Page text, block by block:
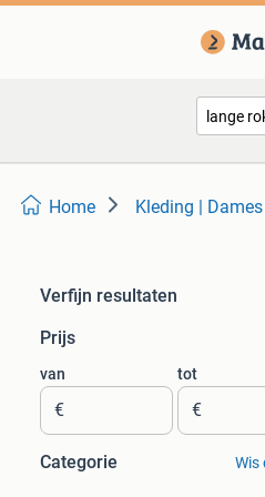
Home Kleding | Dames
Verfijn resultaten
Prijs
van
€
tot
€
Categorie Wis